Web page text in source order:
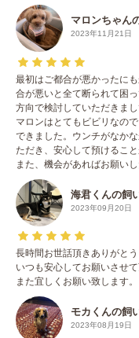
マロンちゃん
2023年11月21日
最初はご都合が悪かったに
合が悪いと全て断られて困
方向で検討していただきま
マロンはとてもビビリなの
できました。ウンチがなか
ただき、安心して預けること
また、機会があればお願いし
海君くんの飼
2023年09月20日
長時間お世話頂きありがとう
いつも安心してお願いさせて
また宜しくお願い致します。
モカくんの飼
2023年08月19日